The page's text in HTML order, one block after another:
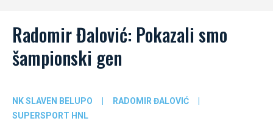
Radomir Đalović: Pokazali smo
šampionski gen
NK SLAVEN BELUPO | RADOMIR ĐALOVIĆ
|
SUPERSPORT HNL